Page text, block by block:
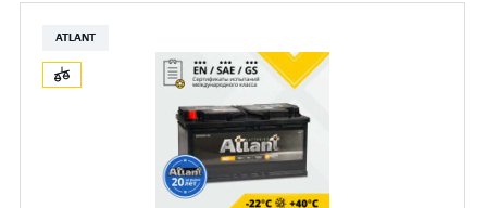
ATLANT